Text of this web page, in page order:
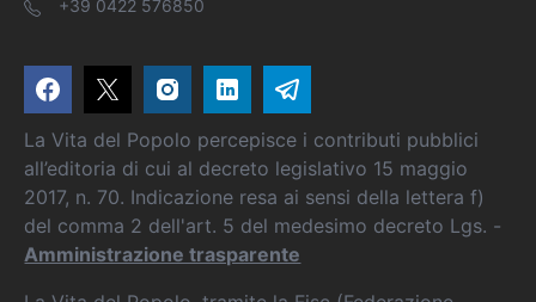
+39 0422 576850
La Vita del Popolo percepisce i contributi pubblici
all’editoria di cui al decreto legislativo 15 maggio
2017, n. 70. Indicazione resa ai sensi della lettera f)
del comma 2 dell'art. 5 del medesimo decreto Lgs. -
Amministrazione trasparente